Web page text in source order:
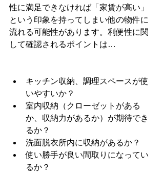
性に満足できなければ「家賃が高い」
という印象を持ってしまい他の物件に
流れる可能性があります。利便性に関
して確認されるポイントは…
キッチン収納、調理スペースが使
いやすいか？
室内収納（クローゼットがある
か、収納力があるか）が期待でき
るか？
洗面脱衣所内に収納があるか？
使い勝手が良い間取りになってい
るか？